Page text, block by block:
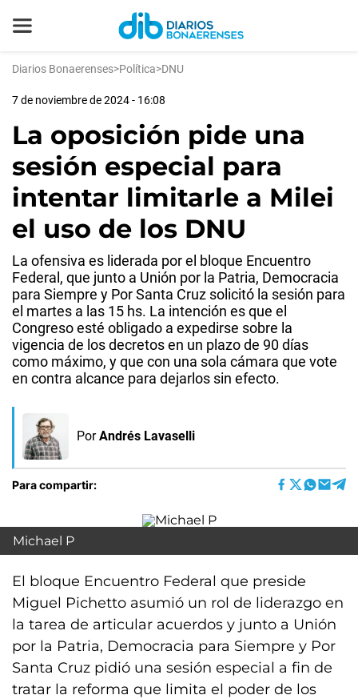
Diarios Bonaerenses>Política>DNU
7 de noviembre de 2024 - 16:08
La oposición pide una
sesión especial para
intentar limitarle a Milei
el uso de los DNU
La ofensiva es liderada por el bloque Encuentro
Federal, que junto a Unión por la Patria, Democracia
para Siempre y Por Santa Cruz solicitó la sesión para
el martes a las 15 hs. La intención es que el
Congreso esté obligado a expedirse sobre la
vigencia de los decretos en un plazo de 90 días
como máximo, y que con una sola cámara que vote
en contra alcance para dejarlos sin efecto.
Por Andrés Lavaselli
Para compartir:
Michael P
El bloque Encuentro Federal que preside
Miguel Pichetto asumió un rol de liderazgo en
la tarea de articular acuerdos y junto a Unión
por la Patria, Democracia para Siempre y Por
Santa Cruz pidió una sesión especial a fin de
tratar la reforma que limita el poder de los